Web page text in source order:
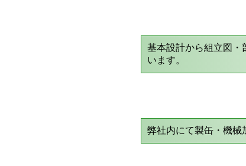
基本設計から組立図・
います。
弊社内にて製缶・機械